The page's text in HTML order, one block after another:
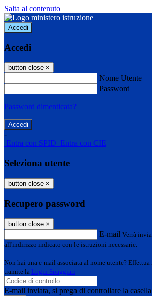
Salta al contenuto
Accedi
Accedi
button close ×
Nome Utente
Password
Password dimenticata?
-
Entra con SPID Entra con CIE
Seleziona utente
button close ×
Recupero password
button close ×
E-mail Verrà
all'indirizzo indicato con le istruzioni necessarie.
Non hai una e-mail associata al nome utente? Effettua
tramite la Login Spaggiari
E-mail inviata, si prega di controllare la